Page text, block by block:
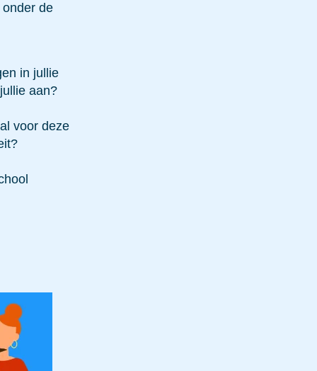
de
in jullie
aan?
voor deze